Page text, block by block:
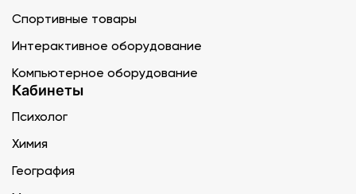
Спортивные товары
Интерактивное оборудование
Компьютерное оборудование
Кабинеты
Психолог
Химия
География